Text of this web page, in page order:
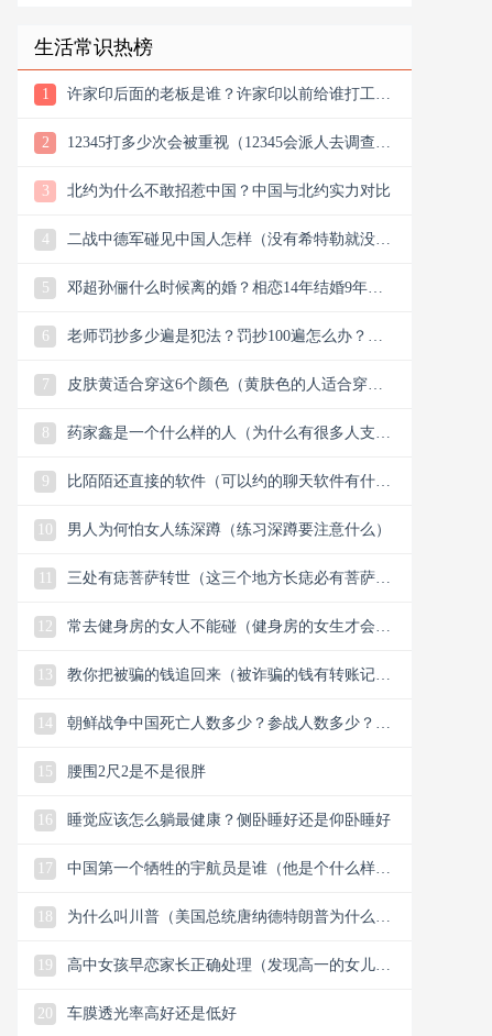
生活常识热榜
1
许家印后面的老板是谁？许家印以前给谁打工？
2
12345打多少次会被重视（12345会派人去调查
3
北约为什么不敢招惹中国？中国与北约实力对比
4
二战中德军碰见中国人怎样（没有希特勒就没有
5
邓超孙俪什么时候离的婚？相恋14年结婚9年说
6
老师罚抄多少遍是犯法？罚抄100遍怎么办？算
7
皮肤黄适合穿这6个颜色（黄肤色的人适合穿什
8
药家鑫是一个什么样的人（为什么有很多人支持
9
比陌陌还直接的软件（可以约的聊天软件有什
10
男人为何怕女人练深蹲（练习深蹲要注意什么）
三处有痣菩萨转世（这三个地方长痣必有菩萨保
12
常去健身房的女人不能碰（健身房的女生才会懂
13
教你把被骗的钱追回来（被诈骗的钱有转账记录
14
朝鲜战争中国死亡人数多少？参战人数多少？中
15
腰围2尺2是不是很胖
16 睡觉应该怎么躺最健康？侧卧睡好还是仰卧睡好
17
中国第一个牺牲的宇航员是谁（他是个什么样的
18
为什么叫川普（美国总统唐纳德特朗普为什么叫
19
高中女孩早恋家长正确处理（发现高一的女儿早
20
车膜透光率高好还是低好